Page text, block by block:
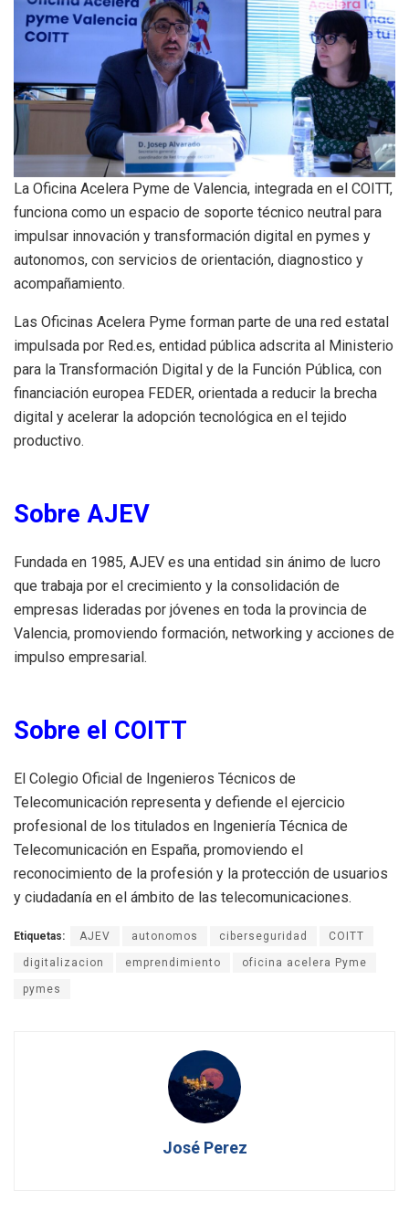
La Oficina Acelera Pyme de Valencia, integrada en el COITT,
funciona como un espacio de soporte técnico neutral para
impulsar innovación y transformación digital en pymes y
autonomos, con servicios de orientación, diagnostico y
acompañamiento.
Las Oficinas Acelera Pyme forman parte de una red estatal
impulsada por Red.es, entidad pública adscrita al Ministerio
para la Transformación Digital y de la Función Pública, con
financiación europea FEDER, orientada a reducir la brecha
digital y acelerar la adopción tecnológica en el tejido
productivo.
Sobre AJEV
Fundada en 1985, AJEV es una entidad sin ánimo de lucro
que trabaja por el crecimiento y la consolidación de
empresas lideradas por jóvenes en toda la provincia de
Valencia, promoviendo formación, networking y acciones de
impulso empresarial.
Sobre el COITT
El Colegio Oficial de Ingenieros Técnicos de
Telecomunicación representa y defiende el ejercicio
profesional de los titulados en Ingeniería Técnica de
Telecomunicación en España, promoviendo el
reconocimiento de la profesión y la protección de usuarios
y ciudadanía en el ámbito de las telecomunicaciones.
Etiquetas: AJEV autonomos ciberseguridad COITT
digitalizacion emprendimiento oficina acelera Pyme
pymes
José Perez